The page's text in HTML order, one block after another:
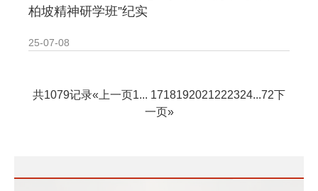
柏坡精神研学班”纪实
25-07-08
共1079记录«上一页1... 1718192021222324...72下
一页»